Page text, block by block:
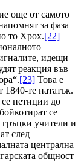
още от самото
за фаза
то Хрох.[22]
идещи
реакция във
[23] Това е
1840-те нататък.
петиции до
се
гръцки учители и
след
централна
общност